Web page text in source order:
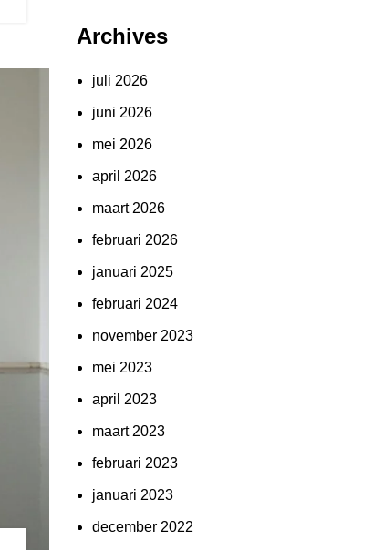
Archives
juli 2026
juni 2026
mei 2026
april 2026
maart 2026
februari 2026
januari 2025
februari 2024
november 2023
mei 2023
april 2023
maart 2023
februari 2023
januari 2023
december 2022